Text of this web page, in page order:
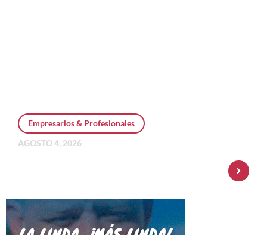
Empresarios & Profesionales
AGOSTO 4, 2026